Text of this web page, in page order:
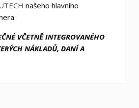
našeho hlavního
VČETNĚ INTEGROVANÉHO
NÁKLADŮ, DANÍ A